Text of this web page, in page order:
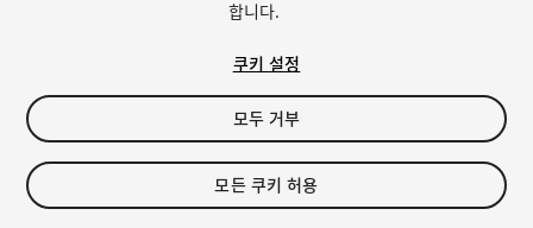
简体中文
日本語
Unity에서 에셋 판매
에셋 등록 가이드라인
퍼블리셔 로그인
자주 묻는 질문
합니다.
쿠키 설정
모두 거부
모든 쿠키 허용